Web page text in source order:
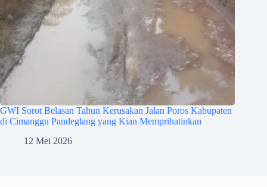
GWI Sorot Belasan Tahun Kerusakan Jalan Poros Kabupaten
di Cimanggu Pandeglang yang Kian Memprihatinkan
12 Mei 2026